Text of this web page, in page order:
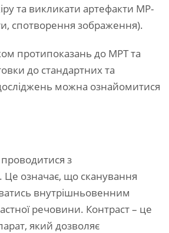
та викликати артефакти МР-
спотворення зображення).
протипоказань до МРТ та
до стандартних та
можна ознайомитися
з
Це означає, що сканування
внутрішньовенним
речовини. Контраст – це
який дозволяє